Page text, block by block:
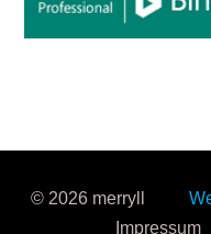
© 2026 merryll
Impressum